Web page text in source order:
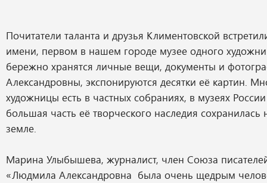
Почитатели таланта и друзья Климентовской
имени, первом в нашем городе музее одного
бережно хранятся личные вещи, документы и
Александровны, экспонируются десятки её картин.
художницы есть в частных собраниях, в музеях
большая часть её творческого наследия сохранилась
земле.
Марина Улыбышева, журналист, член Союза
«Людмила Александровна была очень щедрым